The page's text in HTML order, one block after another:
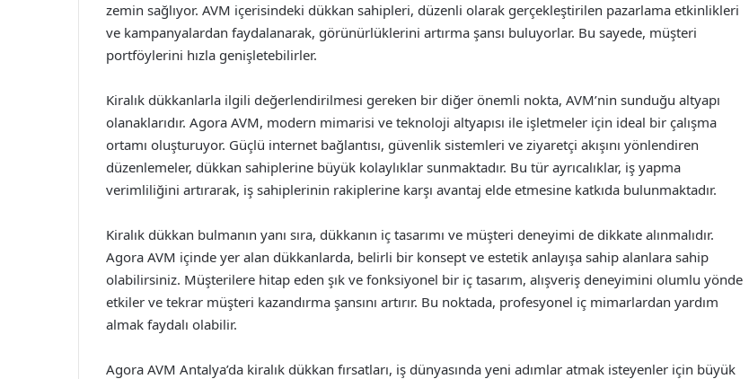
zemin sağlıyor. AVM içerisindeki dükkan sahipleri, düzenli olarak gerçekleştirilen pazarlama etkinlikleri
ve kampanyalardan faydalanarak, görünürlüklerini artırma şansı buluyorlar. Bu sayede, müşteri
portföylerini hızla genişletebilirler.
Kiralık dükkanlarla ilgili değerlendirilmesi gereken bir diğer önemli nokta, AVM’nin sunduğu altyapı
olanaklarıdır. Agora AVM, modern mimarisi ve teknoloji altyapısı ile işletmeler için ideal bir çalışma
ortamı oluşturuyor. Güçlü internet bağlantısı, güvenlik sistemleri ve ziyaretçi akışını yönlendiren
düzenlemeler, dükkan sahiplerine büyük kolaylıklar sunmaktadır. Bu tür ayrıcalıklar, iş yapma
verimliliğini artırarak, iş sahiplerinin rakiplerine karşı avantaj elde etmesine katkıda bulunmaktadır.
Kiralık dükkan bulmanın yanı sıra, dükkanın iç tasarımı ve müşteri deneyimi de dikkate alınmalıdır.
Agora AVM içinde yer alan dükkanlarda, belirli bir konsept ve estetik anlayışa sahip alanlara sahip
olabilirsiniz. Müşterilere hitap eden şık ve fonksiyonel bir iç tasarım, alışveriş deneyimini olumlu yönde
etkiler ve tekrar müşteri kazandırma şansını artırır. Bu noktada, profesyonel iç mimarlardan yardım
almak faydalı olabilir.
Agora AVM Antalya’da kiralık dükkan fırsatları, iş dünyasında yeni adımlar atmak isteyenler için büyük